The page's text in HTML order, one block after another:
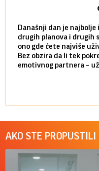
Današnji dan je
drugih planova i drugih
ono gde ćete najviše
Bez obzira da li tek
emotivnog partnera –
AKO STE PROPUSTILI